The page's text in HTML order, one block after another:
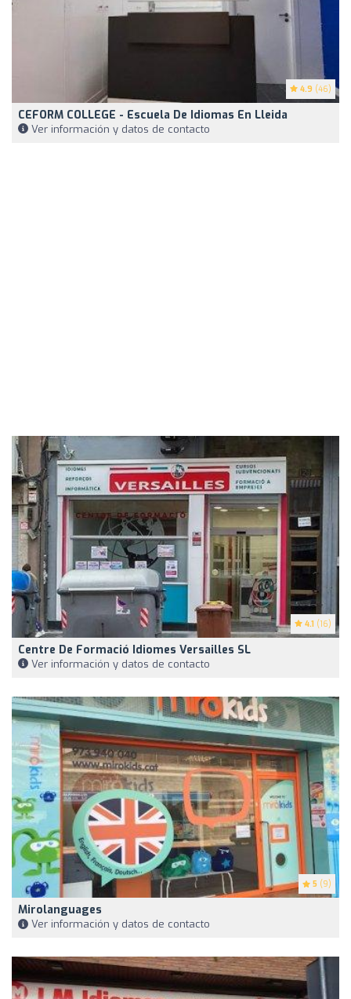
4.9 (46)
CEFORM COLLEGE - Escuela De Idiomas En Lleida
Ver información y datos de contacto
4.1 (16)
Centre De Formació Idiomes Versailles SL
Ver información y datos de contacto
5 (9)
Mirolanguages
Ver información y datos de contacto